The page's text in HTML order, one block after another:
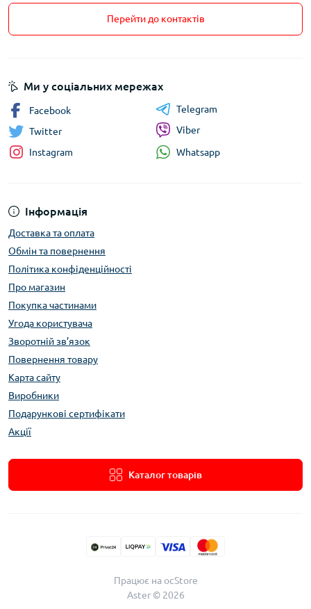
Перейти до контактів
Інформація
Доставка та оплата
Обмін та повернення
Політика конфіденційності
Про магазин
Покупка частинами
Угода користувача
Зворотній зв’язок
Повернення товару
Карта сайту
Виробники
Подарункові сертифікати
Акції
Каталог товарів
Ми у соціальних мережах
Facebook
Twitter
Instagram
Telegram
Viber
Whatsapp
Працює наocStore
Aster © 2026